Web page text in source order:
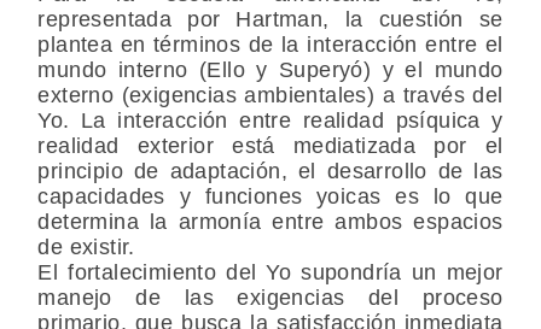
representada por Hartman, la cuestión se
plantea en términos de la interacción entre el
mundo interno (Ello y Superyó) y el mundo
externo (exigencias ambientales) a través del
Yo. La interacción entre realidad psíquica y
realidad exterior está mediatizada por el
principio de adaptación, el desarrollo de las
capacidades y funciones yoicas es lo que
determina la armonía entre ambos espacios
de existir.
El fortalecimiento del Yo supondría un mejor
manejo de las exigencias del proceso
primario, que busca la satisfacción inmediata